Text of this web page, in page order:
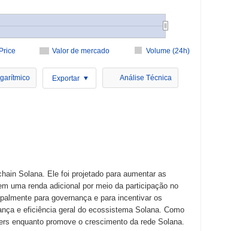
Valor de mercado Volume (24h)
Price
Exportar Análise Técnica
Solana. Ele foi projetado para aumentar as
uma renda adicional por meio da participação no
para governança e para incentivar os
e eficiência geral do ecossistema Solana. Como
enquanto promove o crescimento da rede Solana.